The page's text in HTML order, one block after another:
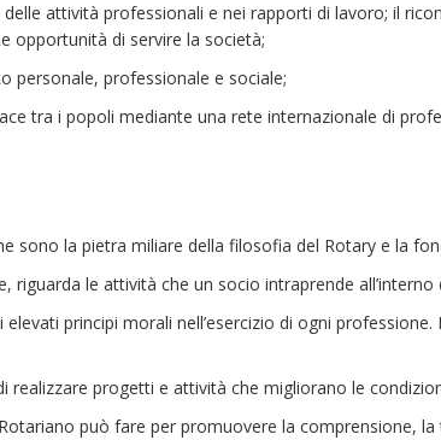
attività professionali e nei rapporti di lavoro; il
opportunità di servire la società;
personale, professionale e sociale;
tra i popoli mediante una rete internazionale di
sono la pietra miliare della filosofia del Rotary e la
riguarda le attività che un socio intraprende
elevati principi morali nell’esercizio di ogni
realizzare progetti e attività che migliorano le
può fare per promuovere la comprensione,